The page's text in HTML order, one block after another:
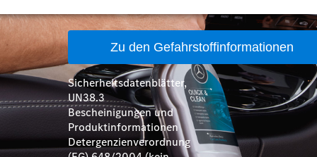
Sicherheitsdatenblätter,
UN38.3
Bescheinigungen und
Produktinformationen
Detergenzienverordnung